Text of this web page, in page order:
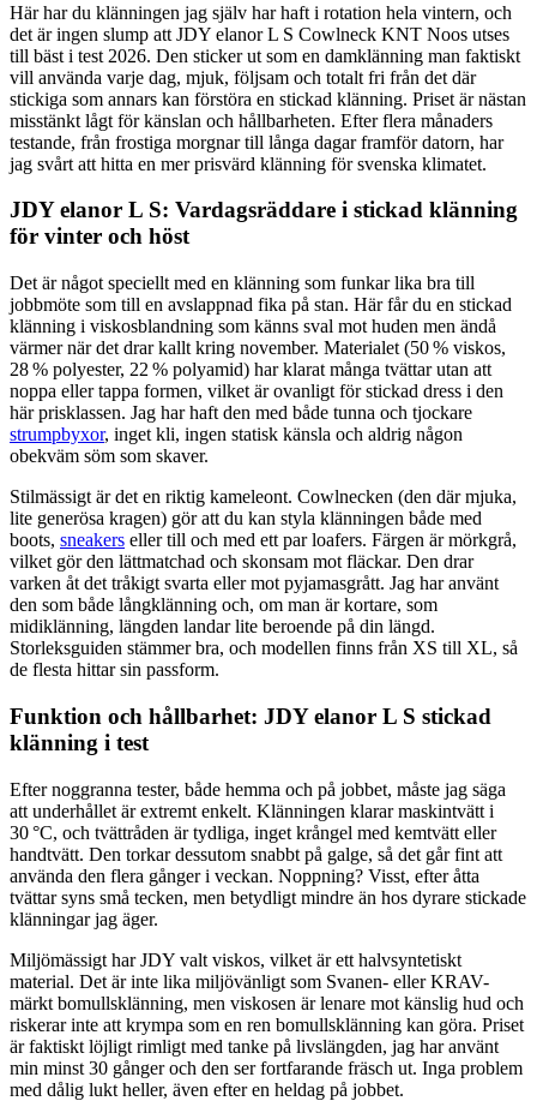
Här har du klänningen jag själv har haft i rotation hela vintern, och
det är ingen slump att JDY elanor L S Cowlneck KNT Noos utses
till bäst i test 2026. Den sticker ut som en damklänning man faktiskt
vill använda varje dag, mjuk, följsam och totalt fri från det där
stickiga som annars kan förstöra en stickad klänning. Priset är nästan
misstänkt lågt för känslan och hållbarheten. Efter flera månaders
testande, från frostiga morgnar till långa dagar framför datorn, har
jag svårt att hitta en mer prisvärd klänning för svenska klimatet.
JDY elanor L S: Vardagsräddare i stickad klänning
för vinter och höst
Det är något speciellt med en klänning som funkar lika bra till
jobbmöte som till en avslappnad fika på stan. Här får du en stickad
klänning i viskosblandning som känns sval mot huden men ändå
värmer när det drar kallt kring november. Materialet (50 % viskos,
28 % polyester, 22 % polyamid) har klarat många tvättar utan att
noppa eller tappa formen, vilket är ovanligt för stickad dress i den
här prisklassen. Jag har haft den med både tunna och tjockare
strumpbyxor, inget kli, ingen statisk känsla och aldrig någon
obekväm söm som skaver.
Stilmässigt är det en riktig kameleont. Cowlnecken (den där mjuka,
lite generösa kragen) gör att du kan styla klänningen både med
boots, sneakers eller till och med ett par loafers. Färgen är mörkgrå,
vilket gör den lättmatchad och skonsam mot fläckar. Den drar
varken åt det tråkigt svarta eller mot pyjamasgrått. Jag har använt
den som både långklänning och, om man är kortare, som
midiklänning, längden landar lite beroende på din längd.
Storleksguiden stämmer bra, och modellen finns från XS till XL, så
de flesta hittar sin passform.
Funktion och hållbarhet: JDY elanor L S stickad
klänning i test
Efter noggranna tester, både hemma och på jobbet, måste jag säga
att underhållet är extremt enkelt. Klänningen klarar maskintvätt i
30 °C, och tvättråden är tydliga, inget krångel med kemtvätt eller
handtvätt. Den torkar dessutom snabbt på galge, så det går fint att
använda den flera gånger i veckan. Noppning? Visst, efter åtta
tvättar syns små tecken, men betydligt mindre än hos dyrare stickade
klänningar jag äger.
Miljömässigt har JDY valt viskos, vilket är ett halvsyntetiskt
material. Det är inte lika miljövänligt som Svanen- eller KRAV-
märkt bomullsklänning, men viskosen är lenare mot känslig hud och
riskerar inte att krympa som en ren bomullsklänning kan göra. Priset
är faktiskt löjligt rimligt med tanke på livslängden, jag har använt
min minst 30 gånger och den ser fortfarande fräsch ut. Inga problem
med dålig lukt heller, även efter en heldag på jobbet.